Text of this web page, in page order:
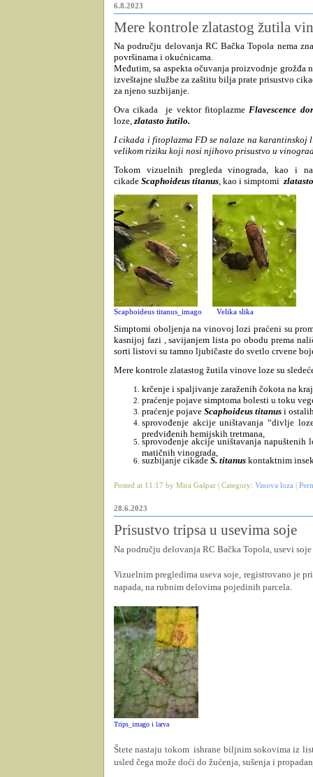
6.8.2023
Mere kontrole zlatastog žutila
Na području delovanja RC Bačka Topola nema
površinama i okućnicama.
Međutim, sa aspekta očuvanja proizvodnje
izveštajne službe za zaštitu bilja prate prisustvo
za njeno suzbijanje.
Ova cikada
je vektor fitoplazme Flavescence
loze, zlatasto žutilo.
I cikada i fitoplazma FD se nalaze na
velikom riziku koji nosi njihovo prisustvo u
Tokom vizuelnih pregleda vinograda, kao i
cikade Scaphoideus titanus , kao i simptomi
Scaphoideus titanus_imago Velika slika
Simptomi oboljenja na vinovoj lozi praćeni su
kasnijoj fazi , savijanjem lista po obodu prema
sorti listovi su tamno ljubičaste do svetlo crvene
Mere kontrole zlatastog žutila vinove loze su
krčenje i spaljivanje zaraženih čokota na
praćenje pojave simptoma bolesti u toku
praćenje pojave Scaphoideus titanus i
sprovođenje akcije uništavanja “divlje
predviđenih hemijskih tretmana,
sprovođenje akcije uništavanja
matičnih vinograda,
suzbijanje cikade S. titanus kontaktnim
Posted at 11:17 by Mira Gašpar | Category: Vinova loza
28.6.2023
Prisustvo tripsa u usevima soje
Na području delovanja RC Bačka Topola, usevi
Vizuelnim pregledima useva soje, registrovano je
napada, na rubnim delovima pojedinih parcela.
Trips_imago i larva
Štete nastaju tokom ishrane biljnim sokovima iz
usled čega može doći do žućenja, sušenja i